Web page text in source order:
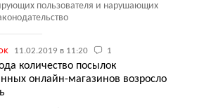
пользователя и нарушающих
11.02.2019 в 11:20 1
количество посылок
онлайн-магазинов возросло